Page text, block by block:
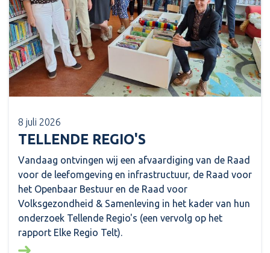
8 juli 2026
TELLENDE REGIO'S
Vandaag ontvingen wij een afvaardiging van de Raad
voor de leefomgeving en infrastructuur, de Raad voor
het Openbaar Bestuur en de Raad voor
Volksgezondheid & Samenleving in het kader van hun
onderzoek Tellende Regio's (een vervolg op het
rapport Elke Regio Telt).